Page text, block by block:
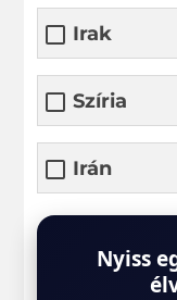
Irak
Szíria
Irán
Nyiss